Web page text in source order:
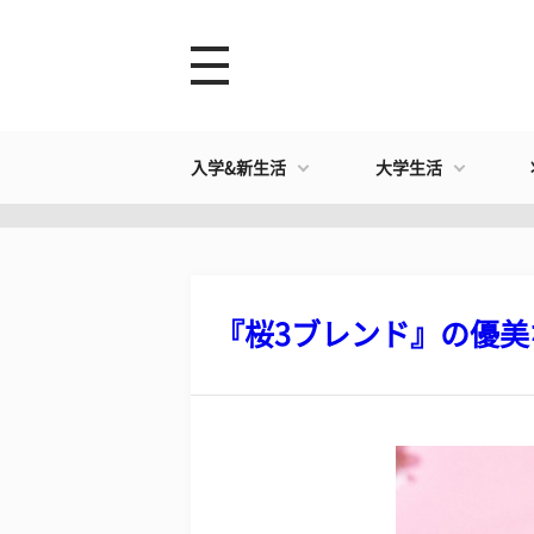
入学&新生活 大学生活
『桜3ブレンド』の優